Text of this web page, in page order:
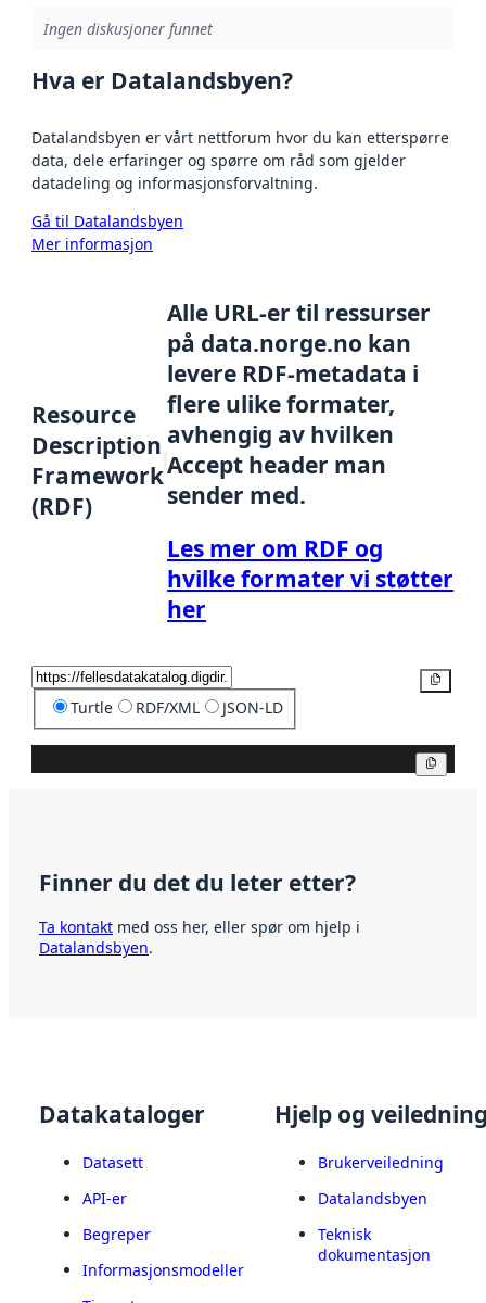
Ingen diskusjoner funnet
Hva er Datalandsbyen?
Datalandsbyen er vårt nettforum hvor du kan etterspørre
data, dele erfaringer og spørre om råd som gjelder
datadeling og informasjonsforvaltning.
Gå til Datalandsbyen
Mer informasjon
Resource
Description
Framework
(RDF)
Alle URL-er til ressurser
på data.norge.no kan
levere RDF-metadata i
flere ulike formater,
avhengig av hvilken
Accept header man
sender med.
Les mer om RDF og
hvilke formater vi støtter
her
Turtle RDF/XML JSON-LD
Finner du det du leter etter?
Ta kontakt med oss her, eller spør om hjelp i
Datalandsbyen.
Datakataloger
Datasett
API-er
Begreper
Informasjonsmodeller
Hjelp og
Brukerveiledning
Datalandsbyen
Teknisk
dokumentasjon